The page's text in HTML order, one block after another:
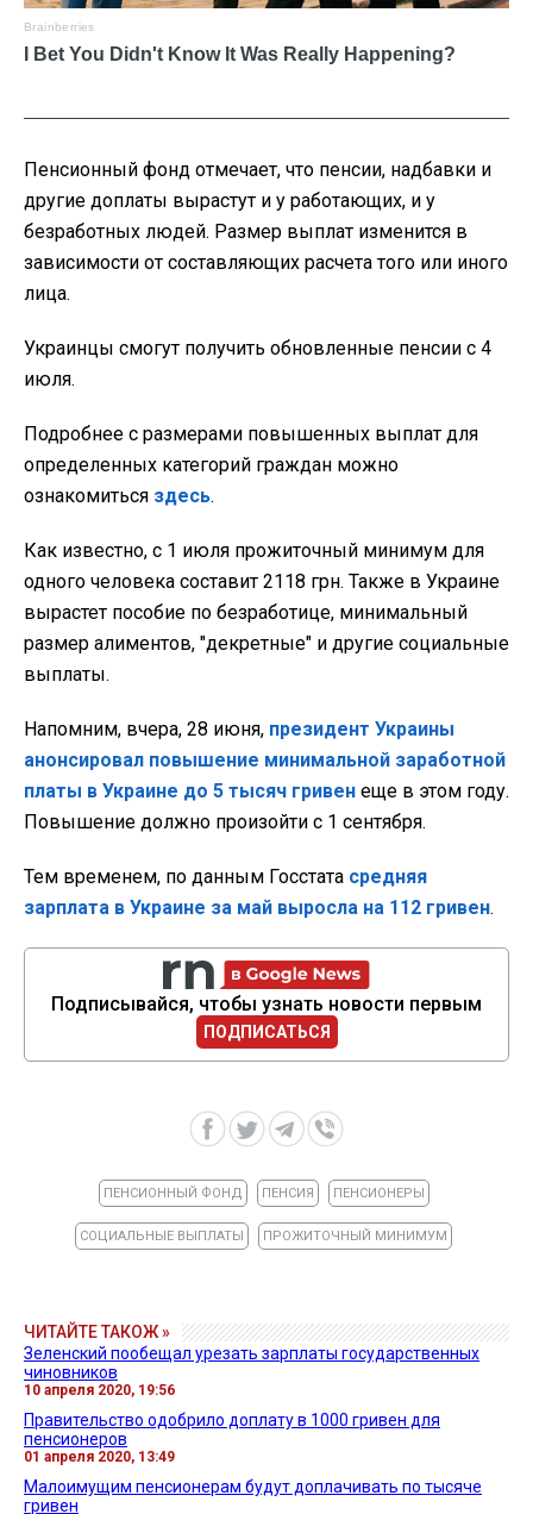
Пенсионный фонд отмечает, что пенсии, надбавки и
другие доплаты вырастут и у работающих, и у
безработных людей. Размер выплат изменится в
зависимости от составляющих расчета того или иного
лица.
Украинцы смогут получить обновленные пенсии с 4
июля.
Подробнее с размерами повышенных выплат для
определенных категорий граждан можно
ознакомиться здесь.
Как известно, с 1 июля прожиточный минимум для
одного человека составит 2118 грн. Также в Украине
вырастет пособие по безработице, минимальный
размер алиментов, "декретные" и другие социальные
выплаты.
Напомним, вчера, 28 июня, президент Украины
анонсировал повышение минимальной заработной
платы в Украине до 5 тысяч гривен еще в этом году.
Повышение должно произойти с 1 сентября.
Тем временем, по данным Госстата средняя
зарплата в Украине за май выросла на 112 гривен.
Подписывайся, чтобы узнать новости первым
ПОДПИСАТЬСЯ
ПЕНСИОННЫЙ ФОНД ПЕНСИЯ ПЕНСИОНЕРЫ
СОЦИАЛЬНЫЕ ВЫПЛАТЫ ПРОЖИТОЧНЫЙ МИНИМУМ
ЧИТАЙТЕ ТАКОЖ »
Зеленский пообещал урезать зарплаты государственных
чиновников
10 апреля 2020, 19:56
Правительство одобрило доплату в 1000 гривен для
пенсионеров
01 апреля 2020, 13:49
Малоимущим пенсионерам будут доплачивать по тысяче
гривен